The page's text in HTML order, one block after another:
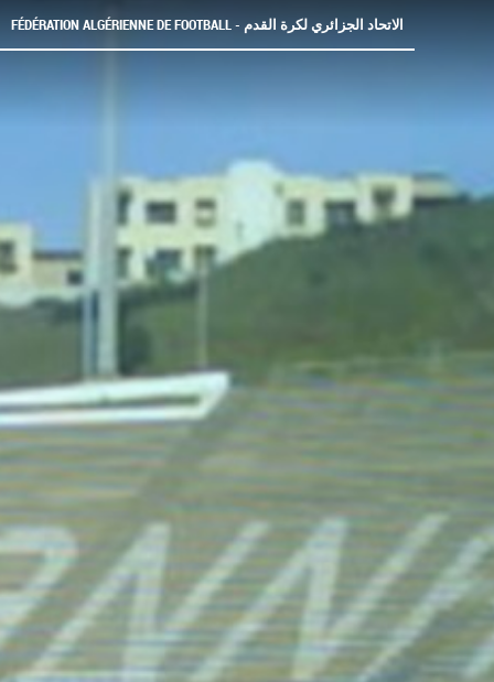
FÉDÉRATION ALGÉRIENNE DE FOOTBALL - الاتحاد الجزائري لكرة القدم